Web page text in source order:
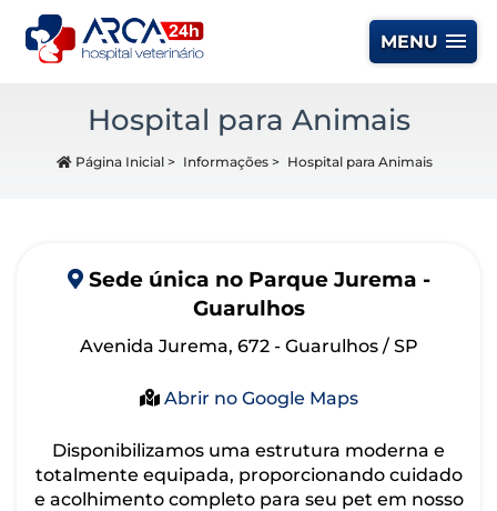
MENU
Hospital para Animais
Página Inicial > Informações > Hospital para Animais
Sede única no Parque Jurema -
Guarulhos
Avenida Jurema, 672 - Guarulhos / SP
Abrir no Google Maps
Disponibilizamos uma estrutura moderna e
totalmente equipada, proporcionando cuidado
e acolhimento completo para seu pet em nosso